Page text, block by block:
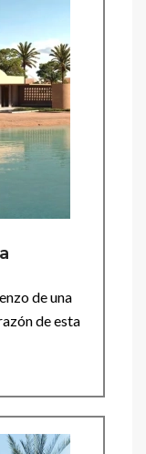
de una
de esta